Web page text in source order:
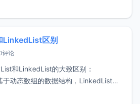
考察的深度很深。这题经常出现在高
资银行更喜欢问这个问题，甚至
区别
评论
和LinkedList的大致区别：
于动态数组的数据结构，LinkedList基